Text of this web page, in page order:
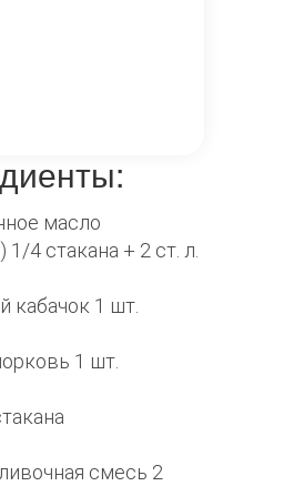
масло
1/4 стакана + 2 ст. л.
кабачок 1 шт.
1 шт.
смесь 2